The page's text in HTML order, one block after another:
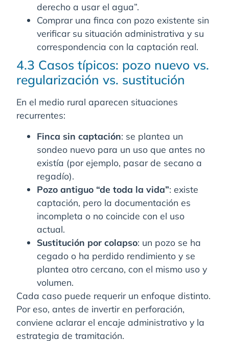
derecho a usar el agua”.
Comprar una finca con pozo existente sin
verificar su situación administrativa y su
correspondencia con la captación real.
4.3 Casos típicos: pozo nuevo vs.
regularización vs. sustitución
En el medio rural aparecen situaciones
recurrentes:
Finca sin captación: se plantea un
sondeo nuevo para un uso que antes no
existía (por ejemplo, pasar de secano a
regadío).
Pozo antiguo “de toda la vida”: existe
captación, pero la documentación es
incompleta o no coincide con el uso
actual.
Sustitución por colapso: un pozo se ha
cegado o ha perdido rendimiento y se
plantea otro cercano, con el mismo uso y
volumen.
Cada caso puede requerir un enfoque distinto.
Por eso, antes de invertir en perforación,
conviene aclarar el encaje administrativo y la
estrategia de tramitación.